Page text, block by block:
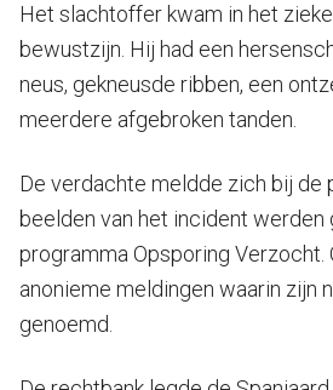
Het slachtoffer kwam in het
bewustzijn. Hij had een
neus, gekneusde ribben, een
meerdere afgebroken tanden.
De verdachte meldde zich bij de
beelden van het incident werden
programma Opsporing Verzocht.
anonieme meldingen waarin zijn
genoemd.